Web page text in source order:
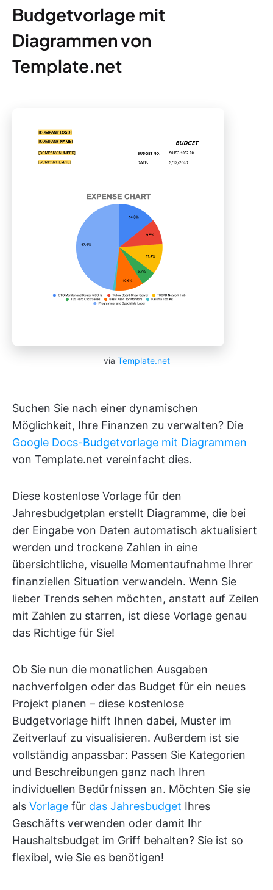
Budgetvorlage mit
Diagrammen von
Template.net
via Template.net
Suchen Sie nach einer dynamischen
Möglichkeit, Ihre Finanzen zu verwalten? Die
Google Docs-Budgetvorlage mit Diagrammen
von Template.net vereinfacht dies.
Diese kostenlose Vorlage für den
Jahresbudgetplan erstellt Diagramme, die bei
der Eingabe von Daten automatisch aktualisiert
werden und trockene Zahlen in eine
übersichtliche, visuelle Momentaufnahme Ihrer
finanziellen Situation verwandeln. Wenn Sie
lieber Trends sehen möchten, anstatt auf Zeilen
mit Zahlen zu starren, ist diese Vorlage genau
das Richtige für Sie!
Ob Sie nun die monatlichen Ausgaben
nachverfolgen oder das Budget für ein neues
Projekt planen – diese kostenlose
Budgetvorlage hilft Ihnen dabei, Muster im
Zeitverlauf zu visualisieren. Außerdem ist sie
vollständig anpassbar: Passen Sie Kategorien
und Beschreibungen ganz nach Ihren
individuellen Bedürfnissen an. Möchten Sie sie
als Vorlage für das Jahresbudget Ihres
Geschäfts verwenden oder damit Ihr
Haushaltsbudget im Griff behalten? Sie ist so
flexibel, wie Sie es benötigen!